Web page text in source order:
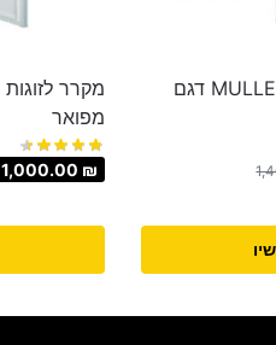
מקרר מקפיא עליון MULLER דגם
מפואר
1,000.00 ₪